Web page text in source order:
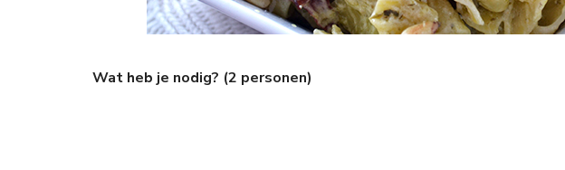
Wat heb je nodig? (2 personen)